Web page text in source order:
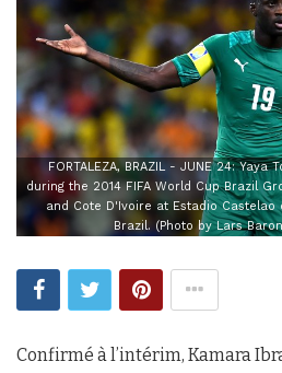
FORTALEZA, BRAZIL - JUNE 24:
during the 2014 FIFA World Cup Brazil
and Cote D'Ivoire at Estadio Castelao
Brazil. (Photo by Lars
Confirmé à l’intérim, Kamara